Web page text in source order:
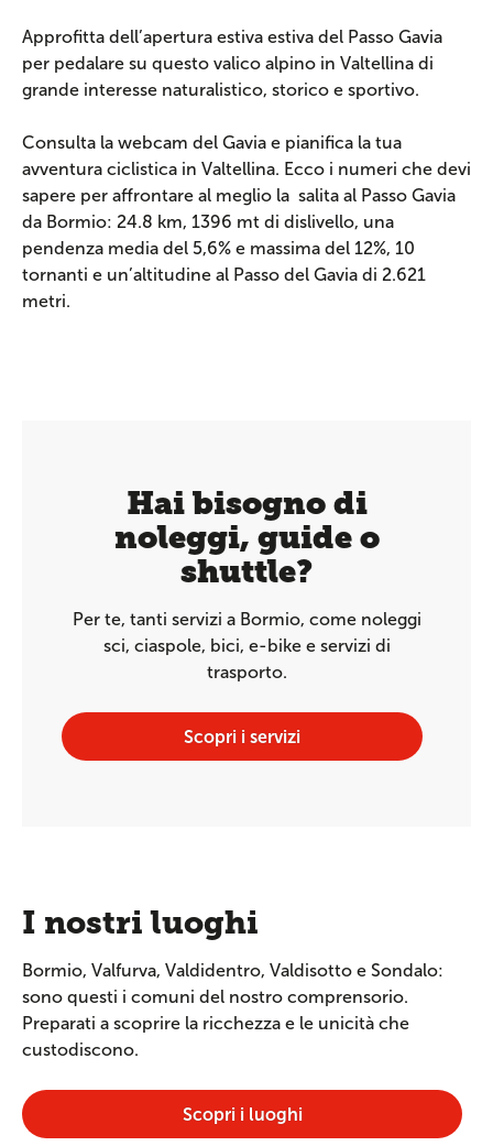
Approfitta dell’apertura estiva estiva del Passo Gavia
per pedalare su questo valico alpino in Valtellina di
grande interesse naturalistico, storico e sportivo.
Consulta la webcam del Gavia e pianifica la tua
avventura ciclistica in Valtellina. Ecco i numeri che devi
sapere per affrontare al meglio la salita al Passo Gavia
da Bormio: 24.8 km, 1396 mt di dislivello, una
pendenza media del 5,6% e massima del 12%, 10
tornanti e un’altitudine al Passo del Gavia di 2.621
metri.
Hai bisogno di
noleggi, guide o
shuttle?
Per te, tanti servizi a Bormio, come noleggi
sci, ciaspole, bici, e-bike e servizi di
trasporto.
Scopri i servizi
I nostri luoghi
Bormio, Valfurva, Valdidentro, Valdisotto e Sondalo:
sono questi i comuni del nostro comprensorio.
Preparati a scoprire la ricchezza e le unicità che
custodiscono.
Scopri i luoghi